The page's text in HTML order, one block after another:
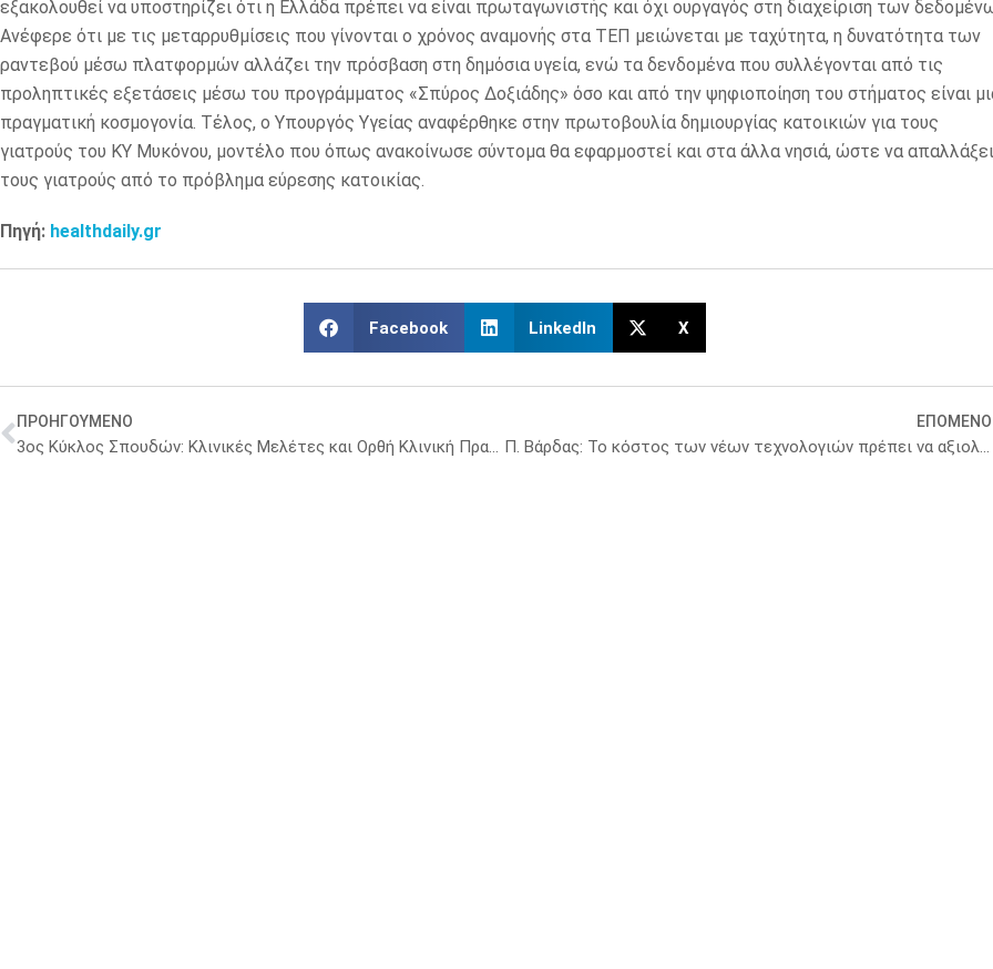
εξακολουθεί να υποστηρίζει ότι η Ελλάδα πρέπει να είναι πρωταγωνιστής και όχι ουργαγός στη διαχείριση των
Ανέφερε ότι με τις μεταρρυθμίσεις που γίνονται ο χρόνος αναμονής στα ΤΕΠ μειώνεται με ταχύτητα, η δυνατότητα των
ραντεβού μέσω πλατφορμών αλλάζει την πρόσβαση στη δημόσια υγεία, ενώ τα δενδομένα που συλλέγονται από τις
προληπτικές εξετάσεις μέσω του προγράμματος «Σπύρος Δοξιάδης» όσο και από την ψηφιοποίηση του στήματος είναι
πραγματική κοσμογονία. Τέλος, ο Υπουργός Υγείας αναφέρθηκε στην πρωτοβουλία δημιουργίας κατοικιών για τους
γιατρούς του ΚΥ Μυκόνου, μοντέλο που όπως ανακοίνωσε σύντομα θα εφαρμοστεί και στα άλλα νησιά, ώστε να απαλλάξει
τους γιατρούς από το πρόβλημα εύρεσης κατοικίας.
Πηγή: healthdaily.gr
Facebook LinkedIn X
ΠΡΟΗΓΟΥΜΕΝΟ
3ος Κύκλος Σπουδών: Κλινικές Μελέτες και Ορθή Κλινική Πρακτική
ΕΠΟΜΕΝΟ
Π. Βάρδας: Το κόστος των νέων τεχνολογιών πρέπει να αξιολογηθεί με τεχνοκρατικά κριτήρια αλλά και με ανθρωπισμό